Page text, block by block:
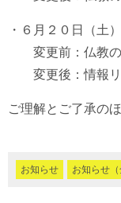
・６月２０日（土）
変更前：仏教の
変更後：情報リ
ご理解とご了承の
お知らせ お知らせ（